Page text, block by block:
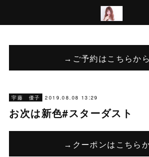
→ご予約はこちらか
宇藤 優子 2019.08.08 13:29
お次は新色#スターダスト
→クーポンはこちら